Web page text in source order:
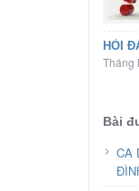
HỎI
Tháng
Bài
CA